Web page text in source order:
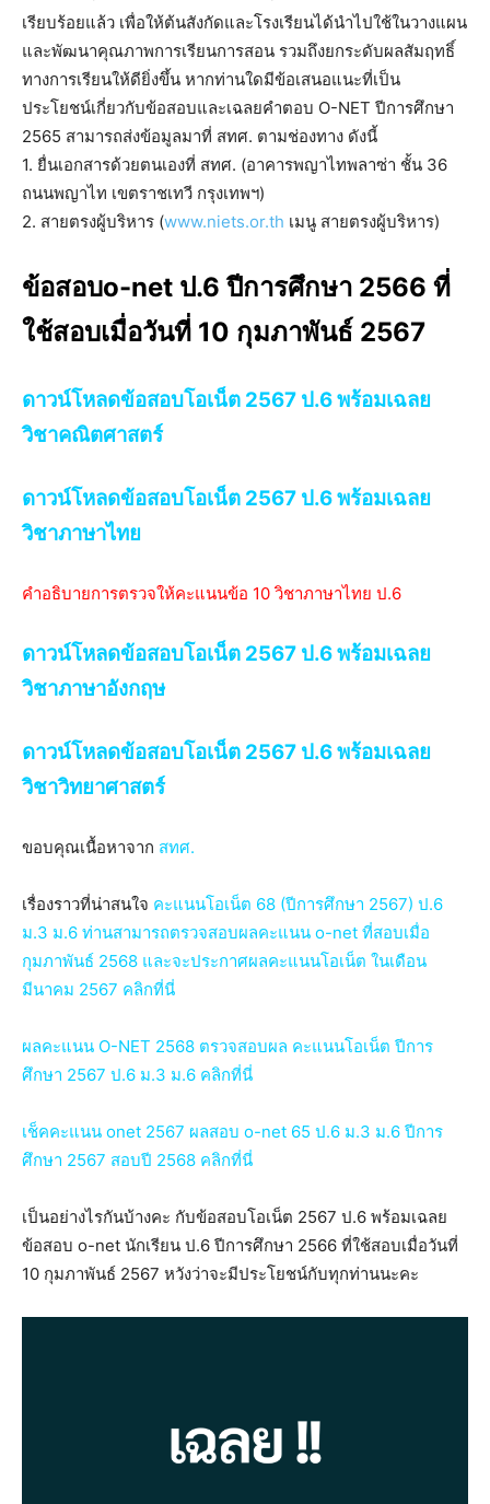
เรียบร้อยแล้ว เพื่อให้ต้นสังกัดและโรงเรียนได้นำไปใช้ในวางแผน
และพัฒนาคุณภาพการเรียนการสอน รวมถึงยกระดับผลสัมฤทธิ์
ทางการเรียนให้ดียิ่งขึ้น หากท่านใดมีข้อเสนอแนะที่เป็น
ประโยชน์เกี่ยวกับข้อสอบและเฉลยคำตอบ O-NET ปีการศึกษา
2565 สามารถส่งข้อมูลมาที่ สทศ. ตามช่องทาง ดังนี้
1. ยื่นเอกสารด้วยตนเองที่ สทศ. (อาคารพญาไทพลาซ่า ชั้น 36
ถนนพญาไท เขตราชเทวี กรุงเทพฯ)
2. สายตรงผู้บริหาร (www.niets.or.th เมนู สายตรงผู้บริหาร)
ข้อสอบo-net ป.6 ปีการศึกษา 2566 ที่
ใช้สอบเมื่อวันที่ 10 กุมภาพันธ์ 2567
ดาวน์โหลดข้อสอบโอเน็ต 2567 ป.6 พร้อมเฉลย
วิชาคณิตศาสตร์
ดาวน์โหลดข้อสอบโอเน็ต 2567 ป.6 พร้อมเฉลย
วิชาภาษาไทย
คำอธิบายการตรวจให้คะแนนข้อ 10 วิชาภาษาไทย ป.6
ดาวน์โหลดข้อสอบโอเน็ต 2567 ป.6 พร้อมเฉลย
วิชาภาษาอังกฤษ
ดาวน์โหลดข้อสอบโอเน็ต 2567 ป.6 พร้อมเฉลย
วิชาวิทยาศาสตร์
ขอบคุณเนื้อหาจาก สทศ.
เรื่องราวที่น่าสนใจ คะแนนโอเน็ต 68 (ปีการศึกษา 2567) ป.6
ม.3 ม.6 ท่านสามารถตรวจสอบผลคะแนน o-net ที่สอบเมื่อ
กุมภาพันธ์ 2568 และจะประกาศผลคะแนนโอเน็ต ในเดือน
มีนาคม 2567 คลิกที่นี่
ผลคะแนน O-NET 2568 ตรวจสอบผล คะแนนโอเน็ต ปีการ
ศึกษา 2567 ป.6 ม.3 ม.6 คลิกที่นี่
เช็คคะแนน onet 2567 ผลสอบ o-net 65 ป.6 ม.3 ม.6 ปีการ
ศึกษา 2567 สอบปี 2568 คลิกที่นี่
เป็นอย่างไรกันบ้างคะ กับข้อสอบโอเน็ต 2567 ป.6 พร้อมเฉลย
ข้อสอบ o-net นักเรียน ป.6 ปีการศึกษา 2566 ที่ใช้สอบเมื่อวันที่
10 กุมภาพันธ์ 2567 หวังว่าจะมีประโยชน์กับทุกท่านนะคะ